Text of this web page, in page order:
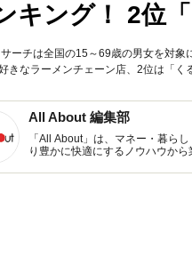
キング！ 2位
ーチは全国の15～69歳の男女を対
きなラーメンチェーン店、2位は「
All About 編集部
「All About」は、マネー・暮ら
り豊かに快適にするノウハウか